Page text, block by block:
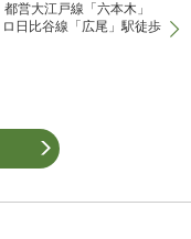
営大江戸線「六本木」
日比谷線「広尾」駅徒歩